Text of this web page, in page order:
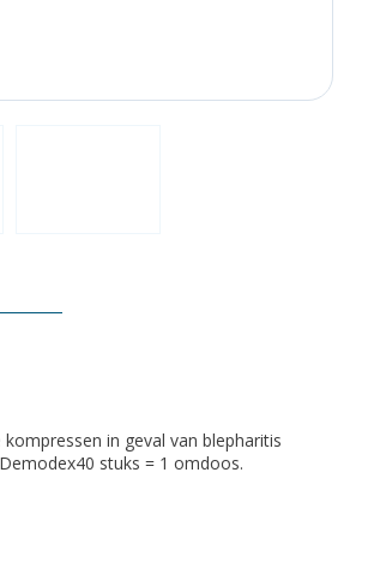
in geval van blepharitis
stuks = 1 omdoos.